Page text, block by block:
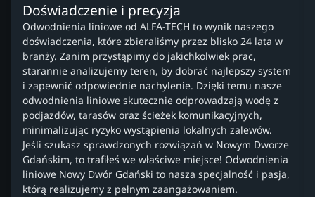
Doświadczenie i precyzja
Odwodnienia liniowe od ALFA-TECH to wynik naszego
doświadczenia, które zbieraliśmy przez blisko 24 lata w
branży. Zanim przystąpimy do jakichkolwiek prac,
starannie analizujemy teren, by dobrać najlepszy system
i zapewnić odpowiednie nachylenie. Dzięki temu nasze
odwodnienia liniowe skutecznie odprowadzają wodę z
podjazdów, tarasów oraz ścieżek komunikacyjnych,
minimalizując ryzyko wystąpienia lokalnych zalewów.
Jeśli szukasz sprawdzonych rozwiązań w Nowym Dworze
Gdańskim, to trafiłeś we właściwe miejsce! Odwodnienia
liniowe Nowy Dwór Gdański to nasza specjalność i pasja,
którą realizujemy z pełnym zaangażowaniem.